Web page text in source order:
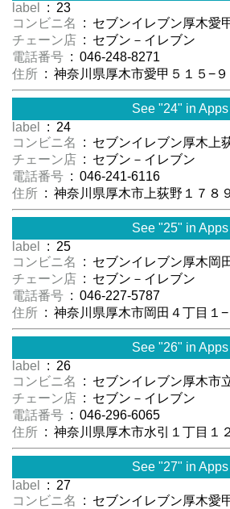
label
: 23
コンビニ名
: セブンイレブン厚木愛
チェーン店 : セブン－イレブン
電話番号 : 046-248-8271
住所 : 神奈川県厚木市愛甲５１５−９
See "24" in Apps
label
: 24
コンビニ名
: セブンイレブン厚木上
チェーン店 : セブン－イレブン
電話番号 : 046-241-6116
住所 : 神奈川県厚木市上荻野１７８
See "25" in Apps
label
: 25
コンビニ名
: セブンイレブン厚木岡
チェーン店 : セブン－イレブン
電話番号 : 046-227-5787
住所 : 神奈川県厚木市岡田４丁目１−
See "26" in Apps
label
: 26
コンビニ名
: セブンイレブン厚木市
チェーン店 : セブン－イレブン
電話番号 : 046-296-6065
住所 : 神奈川県厚木市水引１丁目１
See "27" in Apps
label
: 27
コンビニ名
: セブンイレブン厚木愛